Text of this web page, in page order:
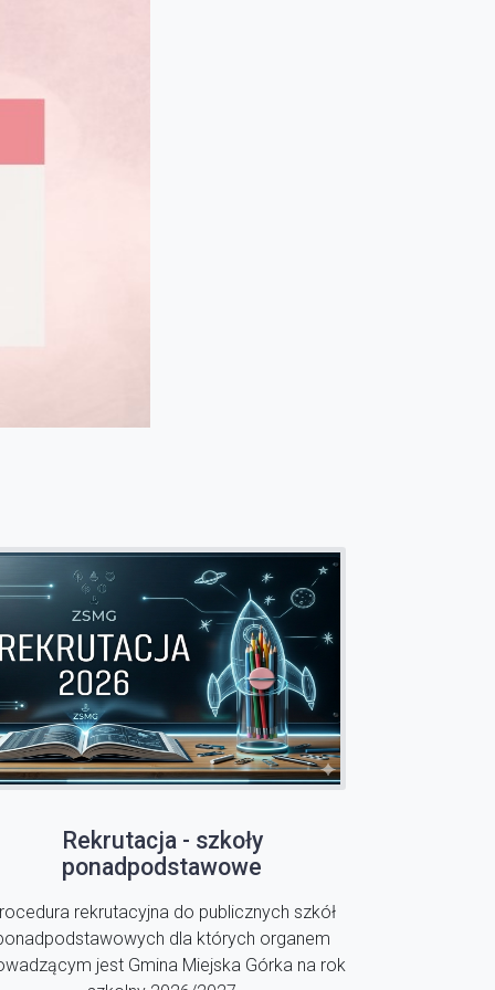
Rekrutacja - szkoły
ponadpodstawowe
rekrutacyjna do publicznych szkół
dla których organem
jest Gmina Miejska Górka na rok